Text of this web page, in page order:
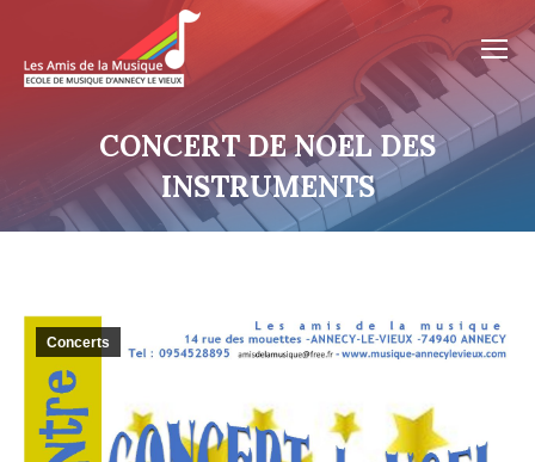
CONCERT DE NOEL DES
INSTRUMENTS
Concerts